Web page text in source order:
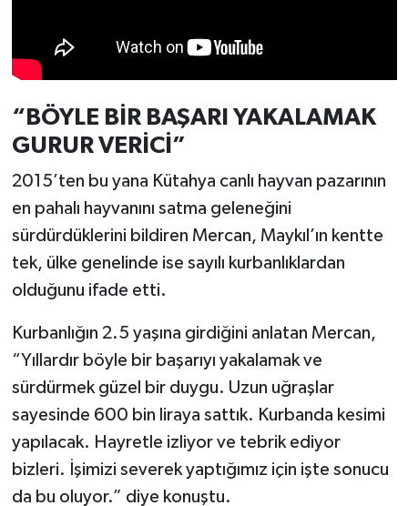
“BÖYLE BİR BAŞARI YAKALAMAK
GURUR VERİCİ”
2015’ten bu yana Kütahya canlı hayvan pazarının
en pahalı hayvanını satma geleneğini
sürdürdüklerini bildiren Mercan, Maykıl’ın kentte
tek, ülke genelinde ise sayılı kurbanlıklardan
olduğunu ifade etti.
Kurbanlığın 2.5 yaşına girdiğini anlatan Mercan,
“Yıllardır böyle bir başarıyı yakalamak ve
sürdürmek güzel bir duygu. Uzun uğraşlar
sayesinde 600 bin liraya sattık. Kurbanda kesimi
yapılacak. Hayretle izliyor ve tebrik ediyor
bizleri. İşimizi severek yaptığımız için işte sonucu
da bu oluyor.” diye konuştu.
Yaşam
Yemek Tarifleri